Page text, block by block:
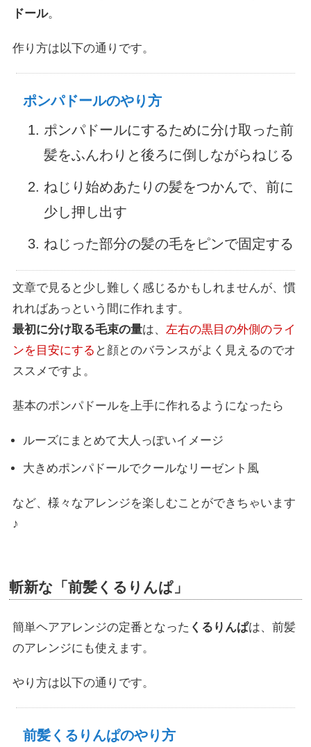
ドール。
作り方は以下の通りです。
ポンパドールのやり方
ポンパドールにするために分け取った前
髪をふんわりと後ろに倒しながらねじる
ねじり始めあたりの髪をつかんで、前に
少し押し出す
ねじった部分の髪の毛をピンで固定する
文章で見ると少し難しく感じるかもしれませんが、慣
れればあっという間に作れます。
最初に分け取る毛束の量は、 左右の黒目の外側のライ
ンを目安にする と顔とのバランスがよく見えるのでオ
ススメですよ。
基本のポンパドールを上手に作れるようになったら
ルーズにまとめて大人っぽいイメージ
大きめポンパドールでクールなリーゼント風
など、様々なアレンジを楽しむことができちゃいます
♪
斬新な「前髪くるりんぱ」
簡単ヘアアレンジの定番となった くるりんぱは、前髪
のアレンジにも使えます。
やり方は以下の通りです。
前髪くるりんぱのやり方